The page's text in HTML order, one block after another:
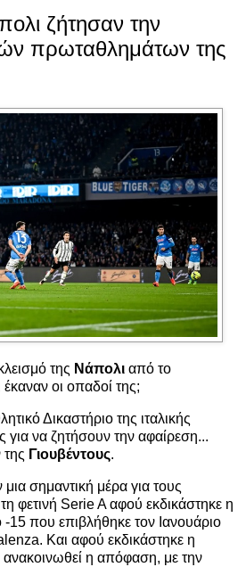
ζήτησαν την
πρωταθλημάτων της
της Νάπολι από το
έκαναν οι οπαδοί της;
Δικαστήριο της ιταλικής
να ζητήσουν την αφαίρεση...
Γιουβέντους.
σημαντική μέρα για τους
τη φετινή Serie A αφού εκδικάστηκε η
15 που επιβλήθηκε τον Ιανουάριο
Και αφού εκδικάστηκε η
η απόφαση, με την